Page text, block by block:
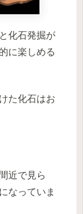
化石発掘が
に楽しめる
た化石はお
近で見ら
なっていま